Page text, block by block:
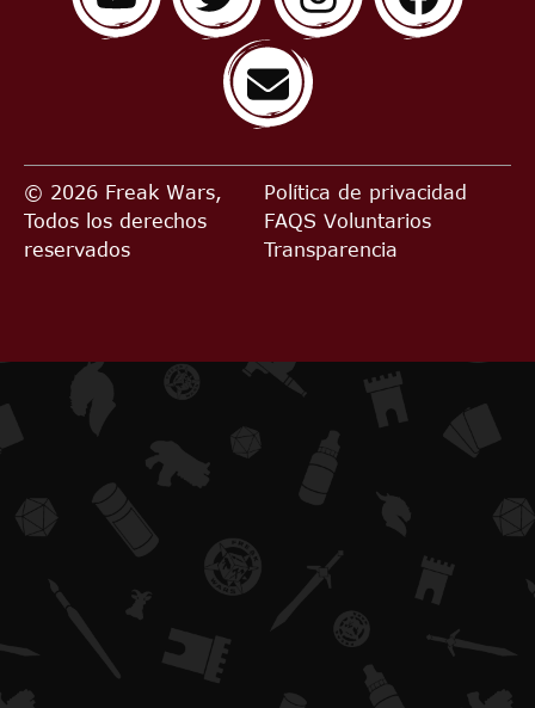
© 2026 Freak Wars,
Todos los derechos
reservados
Política de privacidad
FAQS Voluntarios
Transparencia